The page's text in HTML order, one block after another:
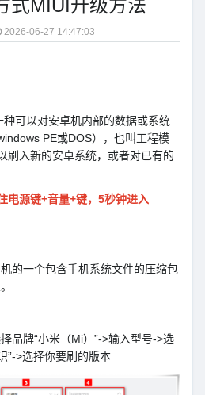
式MIUI升级方法
2026-06-27 14:47:03
可以对安卓机内部的数据或系统
PE或DOS），也叫工程模
刷入新的安卓系统，或者对已有的
电源键+音量+键，5秒钟进入
机的一个包含手机系统文件的压缩包
品牌“小米（Mi）”->输入型号->选
”->选择你要刷的版本